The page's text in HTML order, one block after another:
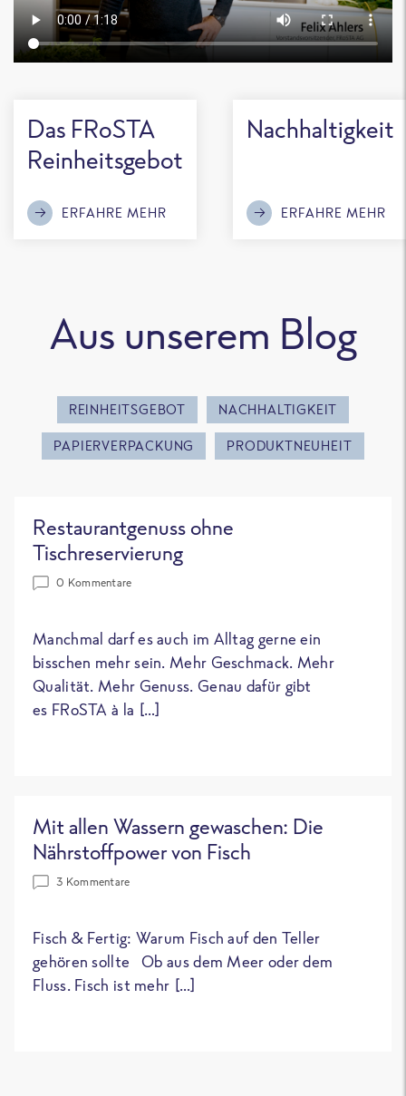
Das FRoSTA
Reinheitsgebot
ERFAHRE MEHR
Nachhaltigkeit
ERFAHRE MEHR
Aus unserem Blog
REINHEITSGEBOT NACHHALTIGKEIT
PAPIERVERPACKUNG PRODUKTNEUHEIT
Restaurantgenuss ohne
Tischreservierung
0 Kommentare
Manchmal darf es auch im Alltag gerne ein
bisschen mehr sein. Mehr Geschmack. Mehr
Qualität. Mehr Genuss. Genau dafür gibt
es FRoSTA à la […]
Mit allen Wassern gewaschen: Die
Nährstoffpower von Fisch
3 Kommentare
Fisch & Fertig: Warum Fisch auf den Teller
gehören sollte Ob aus dem Meer oder dem
Fluss. Fisch ist mehr […]